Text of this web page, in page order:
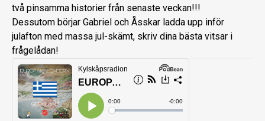
två pinsamma historier från senaste veckan!!!
Dessutom börjar Gabriel och Åsskar ladda upp inför
julafton med massa jul-skämt, skriv dina bästa vitsar i
frågelådan!